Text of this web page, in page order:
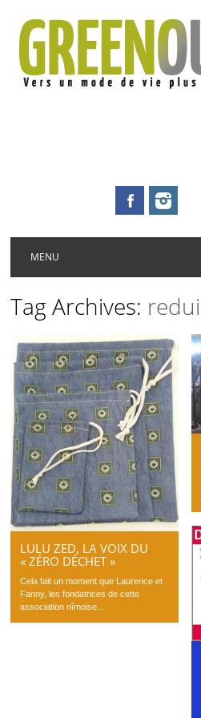
Main menu
MENU
Tag Archives:
LULU ZED, LA VOIX DU
« ZÉRO DÉCHET »
Cela fait un moment que Laurence et
Fanny, les fondatrices de cette
association nîmoise...